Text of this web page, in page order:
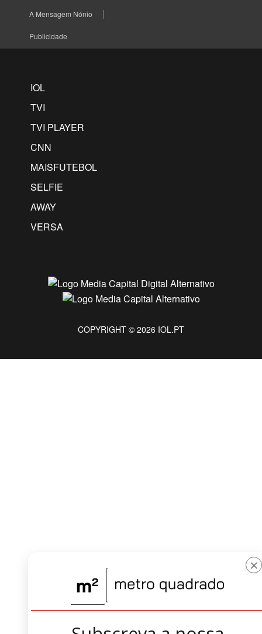
A Mensagem Nónio
Publicidade
IOL
TVI
TVI PLAYER
CNN
MAISFUTEBOL
SELFIE
AWAY
VERSA
COPYRIGHT © 2026 IOL.PT
×